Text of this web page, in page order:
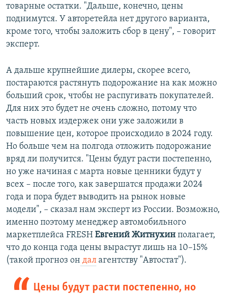
товарные остатки. "Дальше, конечно, цены
поднимутся. У авторетейла нет другого варианта,
кроме того, чтобы заложить сбор в цену", – говорит
эксперт.
А дальше крупнейшие дилеры, скорее всего,
постараются растянуть подорожание на как можно
больший срок, чтобы не распугивать покупателей.
Для них это будет не очень сложно, потому что
часть новых издержек они уже заложили в
повышение цен, которое происходило в 2024 году.
Но больше чем на полгода отложить подорожание
вряд ли получится. "Цены будут расти постепенно,
но уже начиная с марта новые ценники будут у
всех – после того, как завершатся продажи 2024
года и пора будет выводить на рынок новые
модели", – сказал нам эксперт из России. Возможно,
именно поэтому менеджер автомобильного
маркетплейса FRESH Евгений Житнухин полагает,
что до конца года цены вырастут лишь на 10–15%
(такой прогноз он дал агентству "Автостат").
Цены будут расти постепенно, но